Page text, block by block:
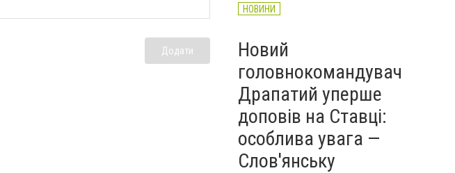
Додати
НОВИНИ
Новий
головнокомандувач
Драпатий уперше
доповів на Ставці:
особлива увага —
Слов'янську